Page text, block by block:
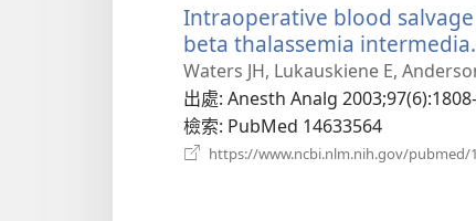
Intraoperative blood
beta thalassemia intermedia.
Waters JH, Lukauskiene E,
出處‎: Anesth Analg
檢索‎: PubMed 14633564
https://www.ncbi.nlm.nih.gov/pubmed/